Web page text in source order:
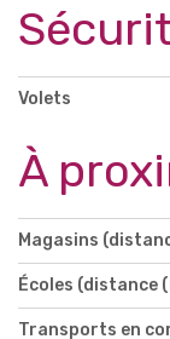
Volets
À
Magasins
Écoles (distance
Transports en